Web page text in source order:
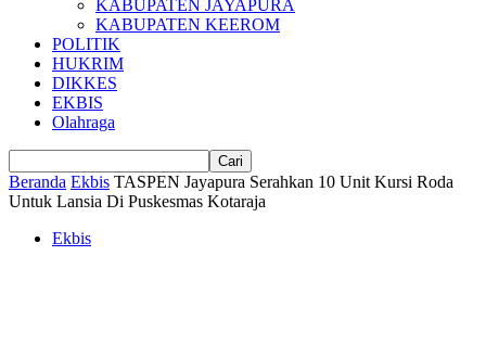
KABUPATEN JAYAPURA
KABUPATEN KEEROM
POLITIK
HUKRIM
DIKKES
EKBIS
Olahraga
Beranda Ekbis TASPEN Jayapura Serahkan 10 Unit Kursi Roda
Untuk Lansia Di Puskesmas Kotaraja
Ekbis